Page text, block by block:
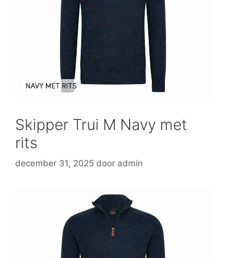
Skipper Trui M Navy met
rits
december 31, 2025 door admin